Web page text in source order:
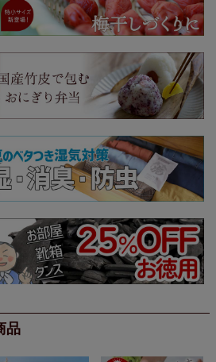
品